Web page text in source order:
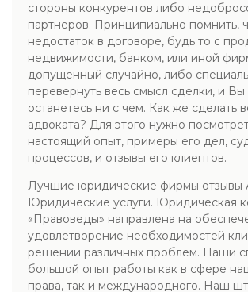
стороны конкурентов либо
партнеров. Принципиально помнить,
недостаток в договоре, будь то с
недвижимости, банком, или иной
допущенный случайно, либо
перевернуть весь смысл сделки, и Вы
останетесь ни с чем. Как же сделать
адвоката? Для этого нужно
настоящий опыт, примеры его дел,
процессов, и отзывы его клиентов.
Лучшие юридические фирмы отзывы
Юридические услуги. Юридическая
«Правоведы» направлена на
удовлетворение необходимостей
решении различных проблем. Наши
большой опыт работы как в сфере
права, так и международного. Наш